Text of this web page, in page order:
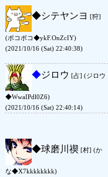
◆シテヤンヨ [狩]
(ボコボコ◆ykF.OnZcIY)
(2021/10/16 (Sat) 22:40:38)
◆ジロウ [占] (ジロウ
◆WwaIPdl0Z6)
(2021/10/16 (Sat) 22:40:14)
◆球磨川禊 [村] (か
な◆X7kkkkkkkk)